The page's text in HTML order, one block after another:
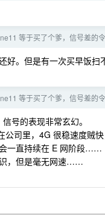
等于买了个爹，信号差的
好。但是有一次买早饭
等于买了个爹，信号差的
号的表现非常玄幻。
司里，4G 很稳速度贼
一直持续在 E 网阶段……
，但是毫无网速……